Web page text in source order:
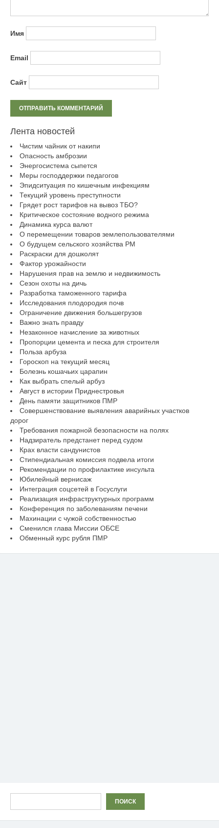
Имя
Email
Сайт
Лента новостей
Чистим чайник от накипи
Опасность амброзии
Энергосистема сыпется
Меры господдержки педагогов
Эпидситуация по кишечным инфекциям
Текущий уровень преступности
Грядет рост тарифов на вывоз ТБО?
Критическое состояние водного режима
Динамика курса валют
О перемещении товаров землепользователями
О будущем сельского хозяйства РМ
Раскраски для дошколят
Фактор урожайности
Нарушения прав на землю и недвижимость
Сезон охоты на дичь
Разработка таможенного тарифа
Исследования плодородия почв
Ограничение движения большегрузов
Важно знать правду
Незаконное начисление за животных
Пропорции цемента и песка для строителя
Польза арбуза
Гороскоп на текущий месяц
Болезнь кошачьих царапин
Как выбрать спелый арбуз
Август в истории Приднестровья
День памяти защитников ПМР
Совершенствование выявления аварийных участков
дорог
Требования пожарной безопасности на полях
Надзиратель предстанет перед судом
Крах власти сандунистов
Стипендиальная комиссия подвела итоги
Рекомендации по профилактике инсульта
Юбилейный вернисаж
Интеграция соцсетей в Госуслуги
Реализация инфраструктурных программ
Конференция по заболеваниям печени
Махинации с чужой собственностью
Сменился глава Миссии ОБСЕ
Обменный курс рубля ПМР
ПОИСК